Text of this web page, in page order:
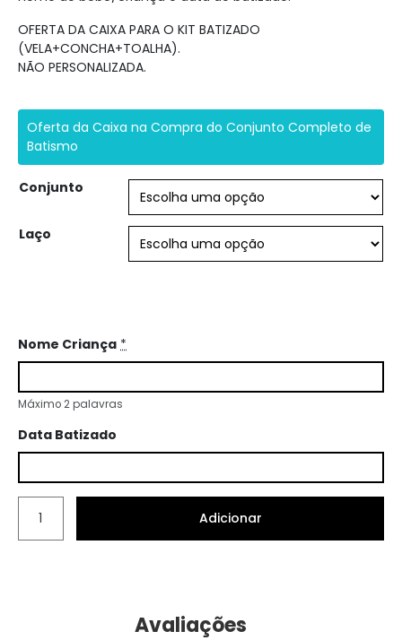
OFERTA DA CAIXA PARA O KIT BATIZADO
(VELA+CONCHA+TOALHA).
NÃO PERSONALIZADA.
Oferta da Caixa na Compra do Conjunto Completo de
Batismo
Conjunto
Laço
Nome Criança *
Máximo 2 palavras
Data Batizado
Adicionar
Avaliações